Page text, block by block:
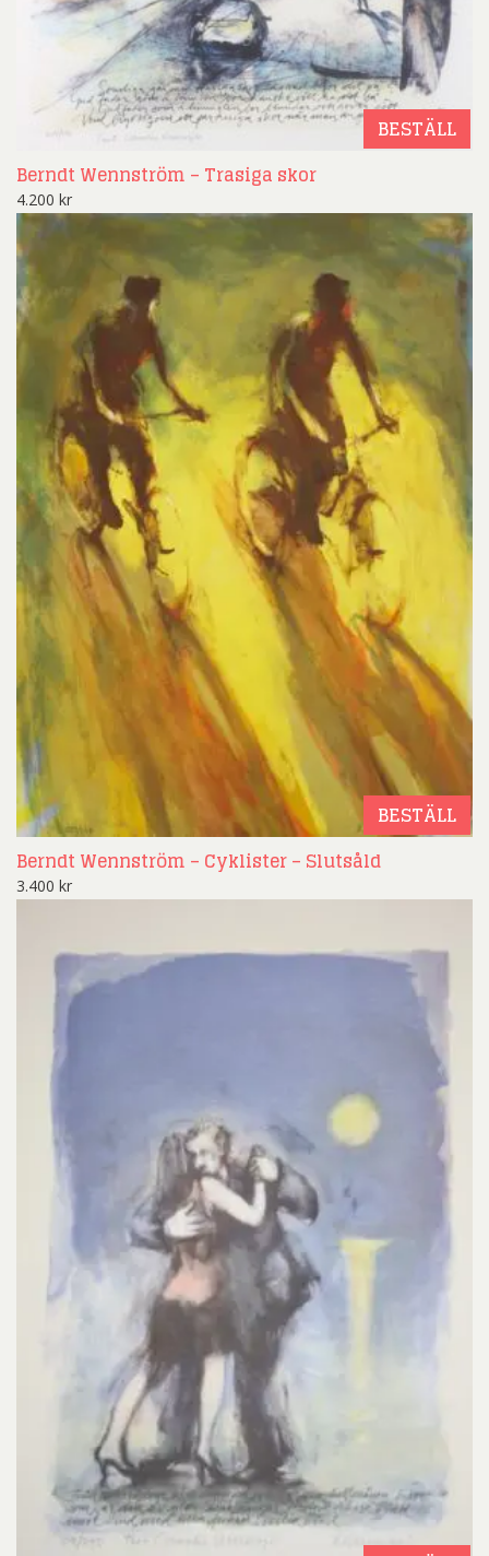
BESTÄLL
Berndt Wennström – Trasiga skor
4.200 kr
BESTÄLL
Berndt Wennström – Cyklister – Slutsåld
3.400 kr